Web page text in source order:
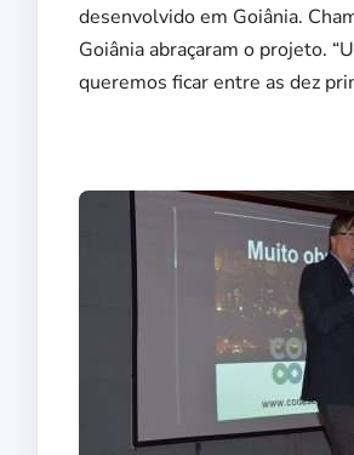
desenvolvido em Goiânia.
Goiânia abraçaram o projeto.
queremos ficar entre as dez